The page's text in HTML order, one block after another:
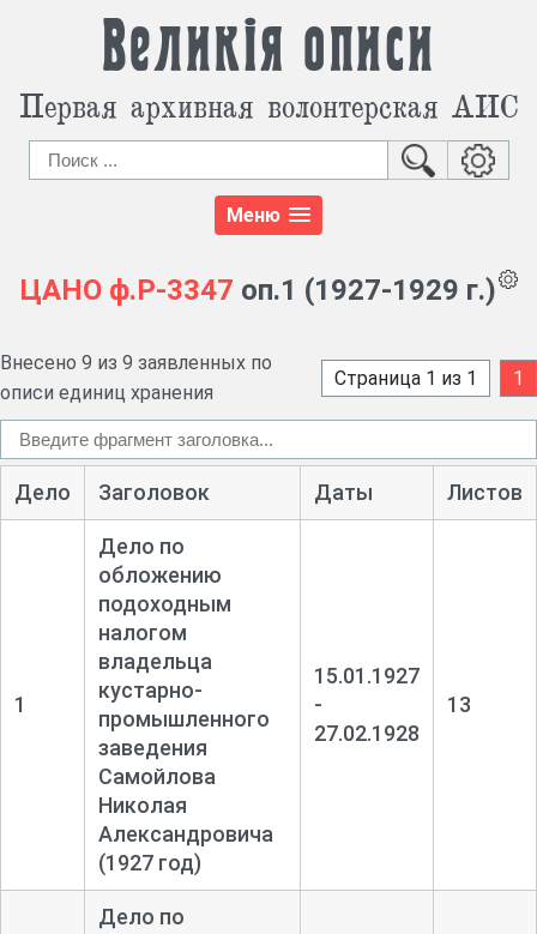
Великія описи
Первая архивная волонтерская АИС
Меню
ЦАНО ф.Р-3347 оп.1 (1927-1929 г.)
Внесено 9 из 9 заявленных по
описи единиц хранения
Страница 1 из 1 1
Дело Заголовок Даты Листов
1
Дело по
обложению
подоходным
налогом
владельца
кустарно-
промышленного
заведения
Самойлова
Николая
Александровича
(1927 год)
15.01.1927
-
27.02.1928
13
Дело по